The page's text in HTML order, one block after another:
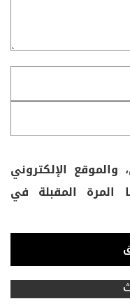
الإلكتروني
المرة المقبلة في